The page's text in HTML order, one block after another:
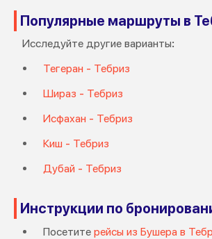
Популярные маршруты в
Исследуйте другие варианты:
Тегеран - Тебриз
Шираз - Тебриз
Исфахан - Тебриз
Киш - Тебриз
Дубай - Тебриз
Инструкции по
Посетите рейсы из Бушера в